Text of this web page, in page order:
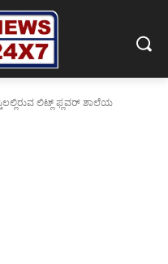
ಲಿಟ್ಲ್ ಫ್ಲವರ್ ಶಾಲೆಯ